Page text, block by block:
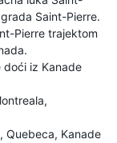
Saint-Pierre.
Pierre trajektom
doći iz Kanade
Quebeca, Kanade